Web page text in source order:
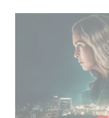
Unfamiliar è al n. 1 nella